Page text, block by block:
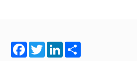
Facebook
TwitterLinkedIn